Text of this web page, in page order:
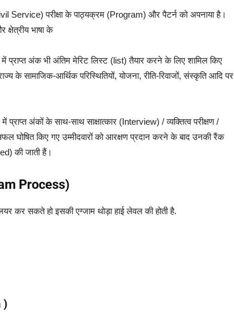
Service) परीक्षा के पाठ्यक्रम (Program) और पैटर्न को अपनाया है।
भाषा के
अंक भी अंतिम मेरिट लिस्ट (list) तैयार करने के लिए शामिल किए
के सामाजिक-आर्थिक परिस्थितियों, योजना, रीति-रिवाजों, संस्कृति आदि पर
अंकों के साथ-साथ साक्षात्कार (Interview) / व्यक्तित्व परीक्षण /
घोषित किए गए उम्मीदवारों को आरक्षण प्रदान करने के बाद उनकी रैंक
की जाती हैं।
Process)
कर सकते हो इसकी एग्जाम थोड़ा हाई लेवल की होती है.
)